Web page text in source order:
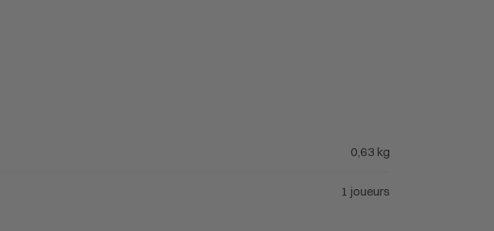
0,63 kg
1 joueurs